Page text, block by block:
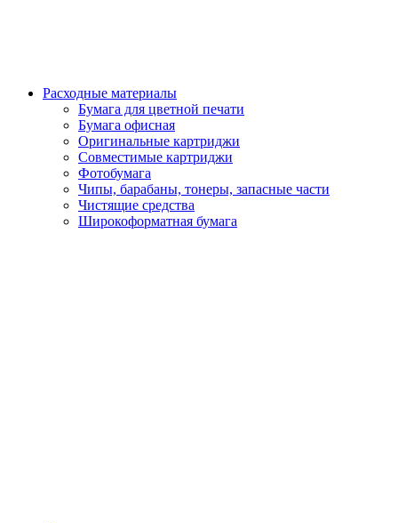
Расходные материалы
Бумага для цветной печати
Бумага офисная
Оригинальные картриджи
Совместимые картриджи
Фотобумага
Чипы, барабаны, тонеры, запасные части
Чистящие средства
Широкоформатная бумага